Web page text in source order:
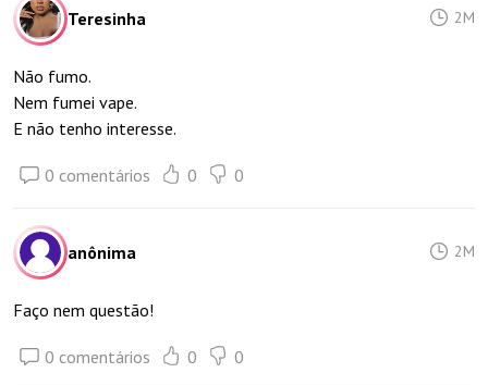
Teresinha 2M
Não fumo.
Nem fumei vape.
E não tenho interesse.
0 comentários 0 0
anônima 2M
Faço nem questão!
0 comentários 0 0